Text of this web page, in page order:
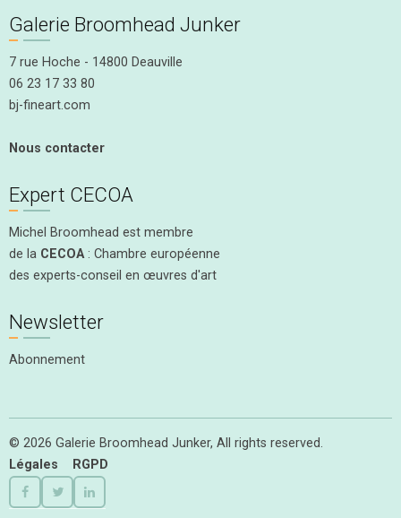
Galerie Broomhead Junker
7 rue Hoche - 14800 Deauville
06 23 17 33 80
bj-fineart.com
Nous contacter
Expert CECOA
Michel Broomhead est membre
de la CECOA: Chambre européenne
des experts-conseil en œuvres d'art
Newsletter
Abonnement
© 2026 Galerie Broomhead Junker, All rights reserved.
Légales
RGPD